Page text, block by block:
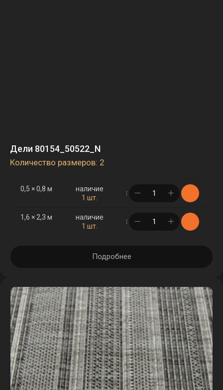
Дели 80154_50522_N
Количество размеров: 2
0,5 × 0,8 м
наличие
1 шт.
в корзине
1,6 × 2,3 м
наличие
1 шт.
в корзине
Подробнее